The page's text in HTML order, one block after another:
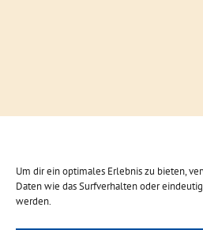
Um dir ein optimales Erlebnis zu bieten,
Daten wie das Surfverhalten oder
werden.